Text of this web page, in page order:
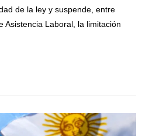
de la ley y suspende, entre
Asistencia Laboral, la limitación